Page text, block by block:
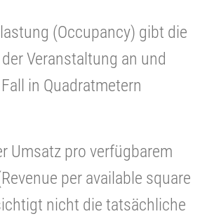
(Occupancy) gibt die
Veranstaltung an und
in Quadratmetern
Umsatz pro verfügbarem
per available square
nicht die tatsächliche